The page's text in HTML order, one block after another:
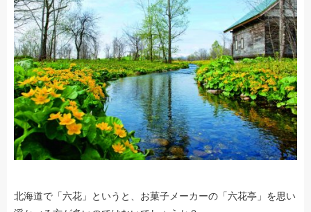
北海道で「六花」というと、お菓子メーカーの「六花亭」を思い